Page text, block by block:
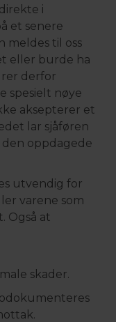
i
et senere
meldes til oss
eller burde ha
derfor
spesielt nøye
aksepterer et
lar sjåføren
oppdagede
utvendig for
varene som
Også at
skader.